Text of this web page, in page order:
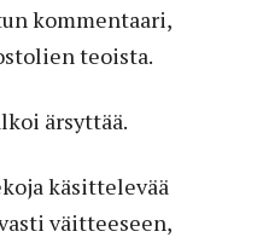
kommentaari,
teoista.
ärsyttää.
käsittelevää
väitteeseen,